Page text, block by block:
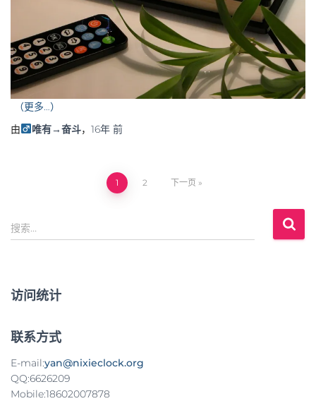
（更多…）
由
唯有→奋斗， 16年前
章
航
1 2 下一页
搜
索
搜索…
访问统计
联系方式
E-mail:yan@nixieclock.org
QQ:6626209
Mobile:18602007878